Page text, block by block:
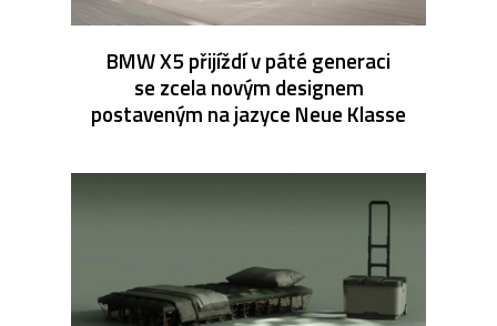
BMW X5 přijíždí v páté generaci
se zcela novým designem
postaveným na jazyce Neue Klasse